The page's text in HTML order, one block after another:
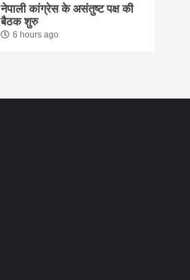
नेपाली कांग्रेस के असंतुष्ट पक्ष की
बैठक शुरु
6 hours ago